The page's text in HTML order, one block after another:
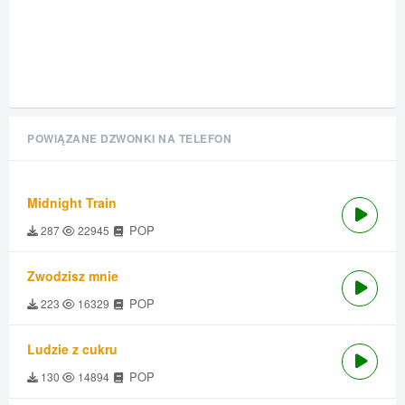
POWIĄZANE DZWONKI NA TELEFON
Midnight Train
287 22945 POP
Zwodzisz mnie
223 16329 POP
Ludzie z cukru
130 14894 POP